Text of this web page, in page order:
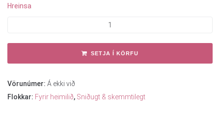
Hreinsa
SETJA Í KÖRFU
Vörunúmer: Á ekki við
Flokkar: Fyrir heimilið, Sniðugt & skemmtilegt